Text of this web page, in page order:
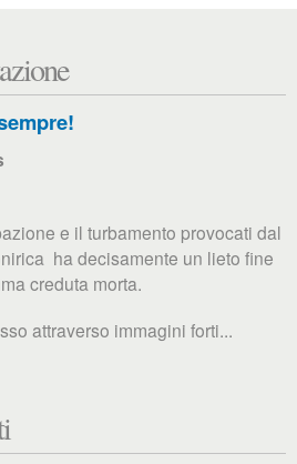
e il turbamento provocati dal
ha decisamente un lieto fine
creduta morta.
attraverso immagini forti...